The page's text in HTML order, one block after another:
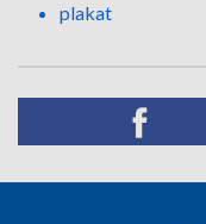
plakat